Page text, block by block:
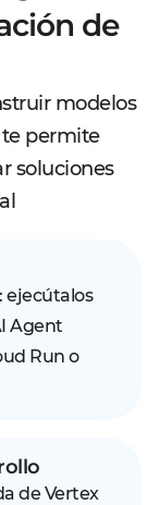
de
modelos
te permite
soluciones
ejecútalos
Agent
Run o
de Vertex